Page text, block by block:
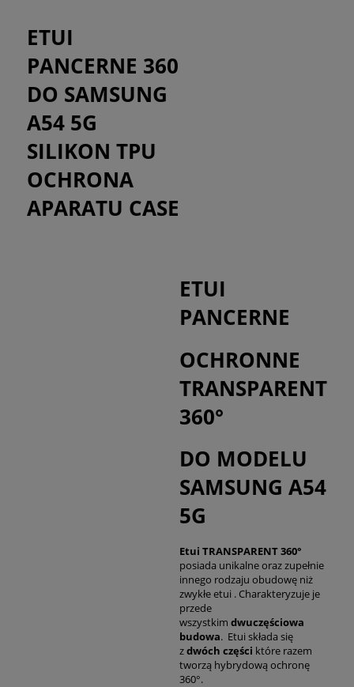
ETUI
PANCERNE 360
DO SAMSUNG
A54 5G
SILIKON TPU
OCHRONA
APARATU CASE
ETUI
PANCERNE
OCHRONNE
TRANSPARENT
360°
DO MODELU
SAMSUNG A54
5G
Etui TRANSPARENT 360°
posiada unikalne oraz zupełnie
innego rodzaju obudowę niż
zwykłe etui . Charakteryzuje je
przede
wszystkim dwuczęściowa
budowa. Etui składa się
zdwóch części które razem
tworzą hybrydową ochronę
360°.